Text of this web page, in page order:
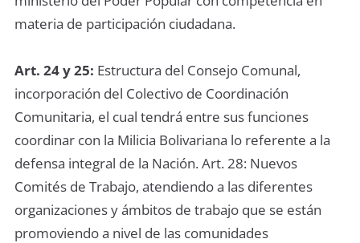
materia de participación ciudadana.
Art. 24 y 25: Estructura del Consejo Comunal,
incorporación del Colectivo de Coordinación
Comunitaria, el cual tendrá entre sus funciones
coordinar con la Milicia Bolivariana lo referente a la
defensa integral de la Nación. Art. 28: Nuevos
Comités de Trabajo, atendiendo a las diferentes
organizaciones y ámbitos de trabajo que se están
promoviendo a nivel de las comunidades